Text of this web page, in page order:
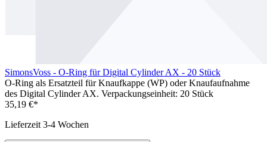
SimonsVoss - O-Ring für Digital Cylinder AX - 20 Stück
O-Ring als Ersatzteil für Knaufkappe (WP) oder Knaufaufnahme
des Digital Cylinder AX. Verpackungseinheit: 20 Stück
35,19 €*
Lieferzeit 3-4 Wochen